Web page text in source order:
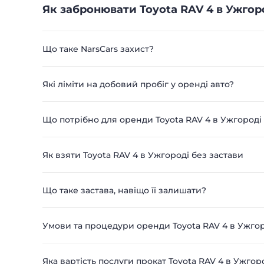
Як забронювати Toyota RAV 4 в
Що таке NarsCars захист?
Які ліміти на добовий пробіг у оренді авто?
Що потрібно для оренди Toyota RAV 4 в Ужгороді
Як взяти Toyota RAV 4 в Ужгороді без застави
Що таке застава, навіщо її залишати?
Умови та процедури оренди Toyota RAV 4 в
Яка вартість послуги прокат Toyota RAV 4 в